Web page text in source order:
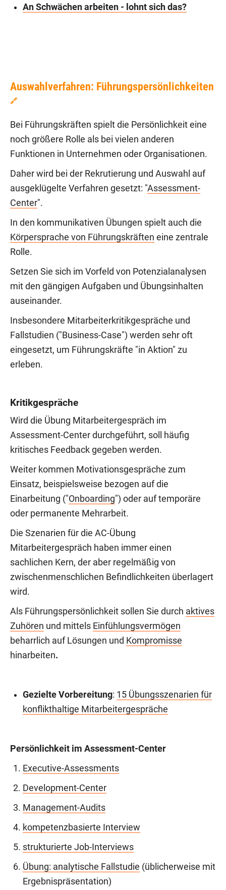
An Schwächen arbeiten - lohnt sich das?
Auswahlverfahren: Führungspersönlichkeiten
🔗
Bei Führungskräften spielt die Persönlichkeit eine
noch größere Rolle als bei vielen anderen
Funktionen in Unternehmen oder Organisationen.
Daher wird bei der Rekrutierung und Auswahl auf
ausgeklügelte Verfahren gesetzt: "Assessment-
Center".
In den kommunikativen Übungen spielt auch die
Körpersprache von Führungskräften eine zentrale
Rolle.
Setzen Sie sich im Vorfeld von Potenzialanalysen
mit den gängigen Aufgaben und Übungsinhalten
auseinander.
Insbesondere Mitarbeiterkritikgespräche und
Fallstudien ("Business-Case") werden sehr oft
eingesetzt, um Führungskräfte "in Aktion" zu
erleben.
Kritikgespräche
Wird die Übung Mitarbeitergespräch im
Assessment-Center durchgeführt, soll häufig
kritisches Feedback gegeben werden.
Weiter kommen Motivationsgespräche zum
Einsatz, beispielsweise bezogen auf die
Einarbeitung ("Onboarding") oder auf temporäre
oder permanente Mehrarbeit.
Die Szenarien für die AC-Übung
Mitarbeitergespräch haben immer einen
sachlichen Kern, der aber regelmäßig von
zwischenmenschlichen Befindlichkeiten überlagert
wird.
Als Führungspersönlichkeit sollen Sie durch aktives
Zuhören und mittels Einfühlungsvermögen
beharrlich auf Lösungen und Kompromisse
hinarbeiten.
Gezielte Vorbereitung: 15 Übungsszenarien für
konflikthaltige Mitarbeitergespräche
Persönlichkeit im Assessment-Center
Executive-Assessments
Development-Center
Management-Audits
kompetenzbasierte Interview
strukturierte Job-Interviews
Übung: analytische Fallstudie (üblicherweise mit
Ergebnispräsentation)